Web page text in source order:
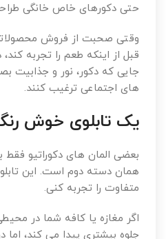
حتی دکورهای خاص خانگی
وقتی صحبت از فروش
قبل از اینکه طعم را تجربه
جایی که دکور، نور و جذابیت
های اجتماعی ترغیب کنند.
یک تابلوی خوش
بعضی المان های دکوراتیو فقط
همان دسته دوم است. این
متفاوت را تجربه کنی.
اگر مغازه یا کافه شما در
جلوه بیشتری پیدا می کند،